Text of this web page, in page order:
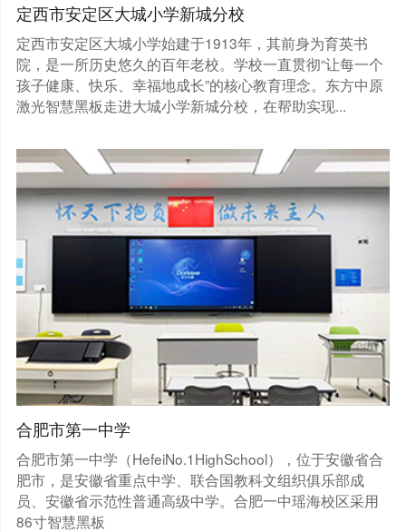
定西市安定区大城小学新城分校
定西市安定区大城小学始建于1913年，其前身为育英书
院，是一所历史悠久的百年老校。学校一直贯彻“让每一个
孩子健康、快乐、幸福地成长”的核心教育理念。东方中原
激光智慧黑板走进大城小学新城分校，在帮助实现...
合肥市第一中学
合肥市第一中学（HefeiNo.1HighSchool），位于安徽省合
肥市，是安徽省重点中学、联合国教科文组织俱乐部成
员、安徽省示范性普通高级中学。合肥一中瑶海校区采用
86寸智慧黑板